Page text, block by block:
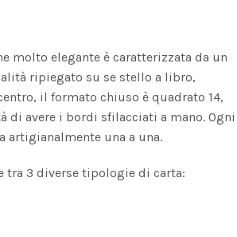
molto elegante è caratterizzata da un
ripiegato su se stello a libro,
il formato chiuso è quadrato 14,
di avere i bordi sfilacciati a mano. Ogni
artigianalmente una a una.
tra 3 diverse tipologie di carta: